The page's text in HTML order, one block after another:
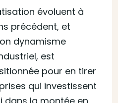
évoluent à
précédent, et
dynamisme
est
pour en tirer
qui investissent